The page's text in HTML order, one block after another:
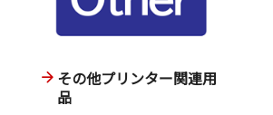
その他プリンター関連用
品